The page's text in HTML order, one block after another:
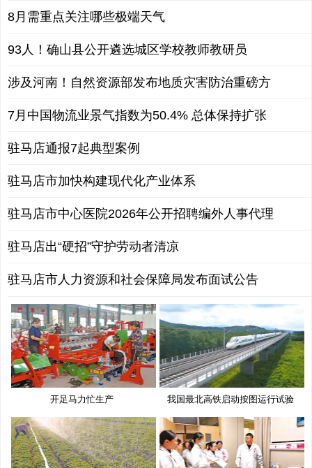
8月需重点关注哪些极端天气
93人！确山县公开遴选城区学校教师教研员
涉及河南！自然资源部发布地质灾害防治重磅方
7月中国物流业景气指数为50.4% 总体保持扩张
驻马店通报7起典型案例
驻马店市加快构建现代化产业体系
驻马店市中心医院2026年公开招聘编外人事代理
驻马店出“硬招”守护劳动者清凉
驻马店市人力资源和社会保障局发布面试公告
开足马力忙生产 我国最北高铁启动按图运行试验